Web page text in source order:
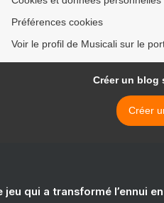
Préférences cookies
Voir le profil de Musicali sur le
Créer un blog
Créer
jeu qui a transformé l’ennui